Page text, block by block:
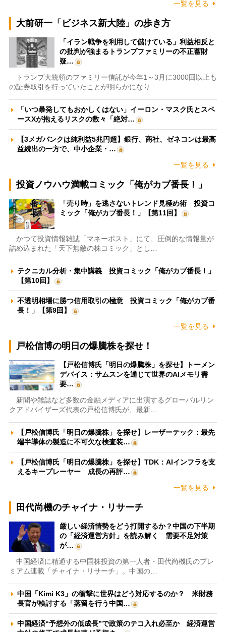
一覧を見る
大前研一「ビジネス新大陸」の歩き方
「イラン戦争を利用して儲けている」利益相反と
の批判が強まるトランプファミリーの不正蓄財
疑…
トランプ大統領のファミリー信託が今年1～3月に3000回以上も
の証券取引を行っていたことが明らかになり…
「いつ暴発してもおかしくはない」イーロン・マスク氏とスペ
ースXが抱えるリスクの数々「絶対…
【3メガバンクは純利益5兆円超】銀行、商社、ゼネコンは最高
益続出の一方で、中小企業・…
一覧を見る
投資ノウハウ満載コミック「俺がカブ番長！」
「売り時」を逃さないトレンド見極め術 投資コ
ミック「俺がカブ番長！」【第11回】
かつて投資情報雑誌「マネーポスト」にて、圧倒的な情報量が
詰め込まれた「天下無敵の株コミック」とし…
テクニカル分析・集中講義 投資コミック「俺がカブ番長！」
【第10回】
不透明相場に勝つ信用取引の極意 投資コミック「俺がカブ番
長！」【第9回】
一覧を見る
戸松信博の明日の爆騰株を探せ！
【戸松信博氏「明日の爆騰株」を探せ】トーメン
デバイス：サムスンを通じて世界のAIメモリ需
要…
新聞や雑誌など多数の金融メディアに出演するグローバルリン
クアドバイザーズ代表の戸松信博氏が、最新…
【戸松信博氏「明日の爆騰株」を探せ】レーザーテック：最先
端半導体の製造に不可欠な検査装…
【戸松信博氏「明日の爆騰株」を探せ】TDK：AIインフラを支
えるキープレーヤー 成長の再評…
一覧を見る
田代尚機のチャイナ・リサーチ
厳しい経済情勢をどう打開するか？中国の下半期
の「経済運営方針」を読み解く 需要不足対策
が…
中国経済に精通する中国株投資の第一人者・田代尚機氏のプレ
ミアム連載「チャイナ・リサーチ」。中国の…
中国「Kimi K3」の衝撃に世界はどう対応するのか？ 米財務
長官が検討する「蒸留を行う中国…
中国経済“予想外の低成長”で政策のテコ入れ必至か 経済運営